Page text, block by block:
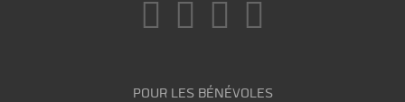
POUR LES BÉNÉVOLES